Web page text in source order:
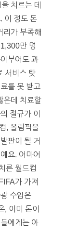
치르는 데
이 정도 돈
리가 부족해
만 명
부어도 과
서비스 탓
를 못 받고
은데 치료할
절규가 이
, 올림픽을
판이 될 거
요. 어마어
른 월드컵
가 가져
수입은
, 이미 돈이
에게는 아